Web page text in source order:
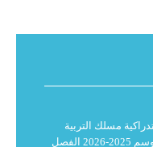
مسلك التربية
الدامجة للأشخاص في وضعية إعاقة موسم 2025-2026 الفصل